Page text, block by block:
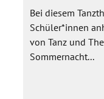
Bei diesem
Schüler*innen
von Tanz und
Sommernacht...